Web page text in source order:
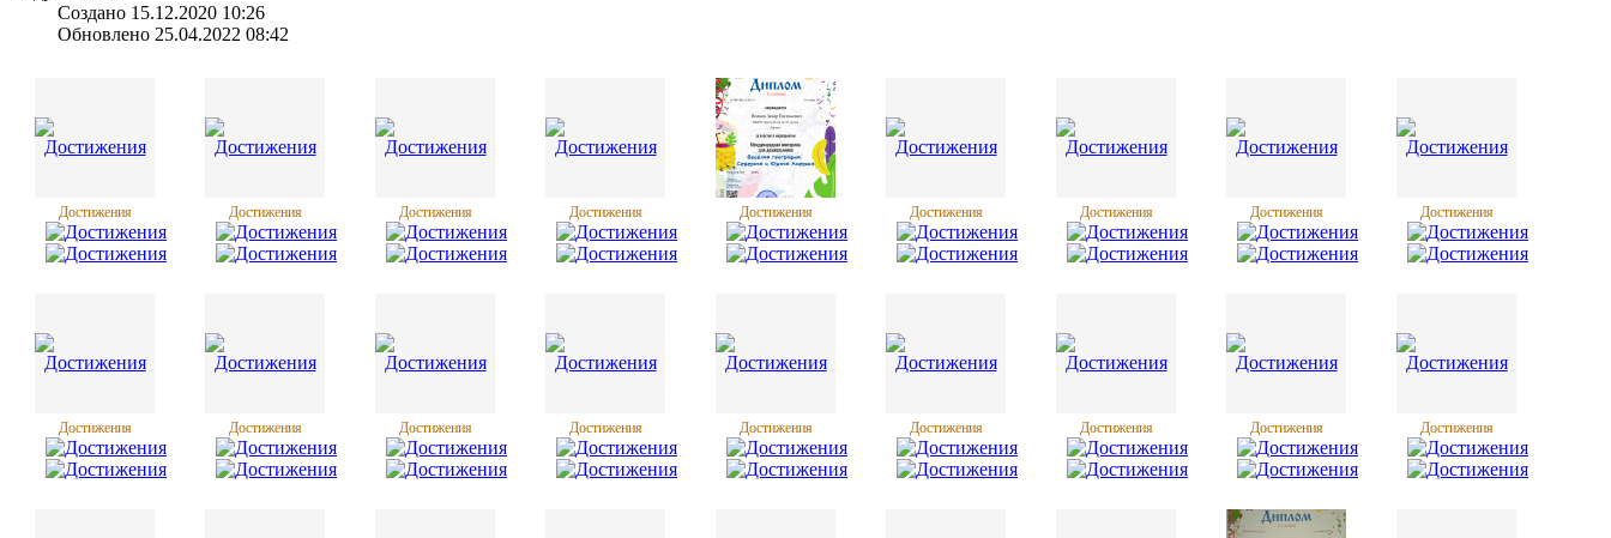
Создано 15.12.2020 10:26
Обновлено 25.04.2022 08:42
Достижения Достижения Достижения Достижения Достижения Достижения Достижения Достижения Достижения
Достижения Достижения Достижения Достижения Достижения Достижения Достижения Достижения Достижения